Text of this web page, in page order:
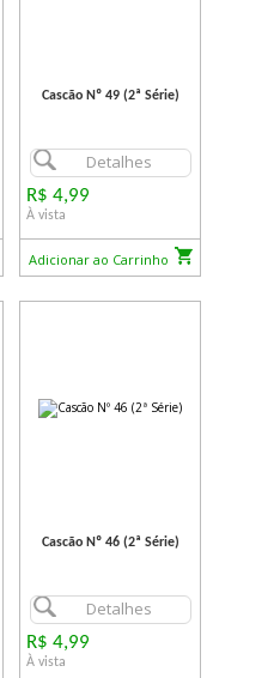
Cascão Nº 49 (2ª Série)
Detalhes
R$ 4,99
À vista
Adicionar ao Carrinho
Cascão Nº 46 (2ª Série)
Detalhes
R$ 4,99
À vista